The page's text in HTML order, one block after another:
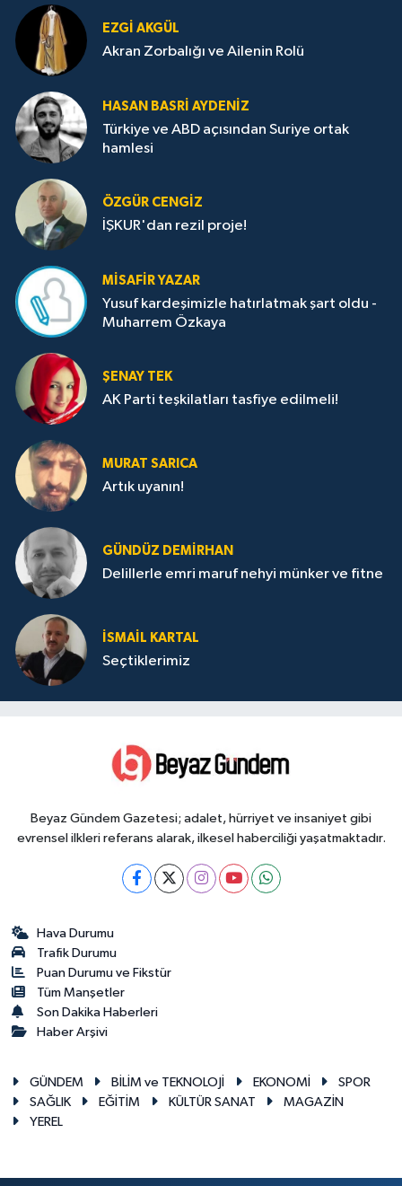
EZGI AKGÜL
Akran Zorbalığı ve Ailenin Rolü
HASAN BASRI AYDENIZ
Türkiye ve ABD açısından Suriye ortak
hamlesi
ÖZGÜR CENGIZ
İŞKUR'dan rezil proje!
MISAFIR YAZAR
Yusuf kardeşimizle hatırlatmak şart oldu -
Muharrem Özkaya
ŞENAY TEK
AK Parti teşkilatları tasfiye edilmeli!
MURAT SARICA
Artık uyanın!
GÜNDÜZ DEMIRHAN
Delillerle emri maruf nehyi münker ve fitne
İSMAIL KARTAL
Seçtiklerimiz
Beyaz Gündem Gazetesi; adalet, hürriyet ve insaniyet gibi
evrensel ilkleri referans alarak, ilkesel haberciliği yaşatmaktadır.
Hava Durumu
Trafik Durumu
Puan Durumu ve Fikstür
Tüm Manşetler
Son Dakika Haberleri
Haber Arşivi
GÜNDEM BİLİM ve TEKNOLOJİ EKONOMİ
SPOR
SAĞLIK
EĞİTİM KÜLTÜR SANAT
MAGAZİN
YEREL